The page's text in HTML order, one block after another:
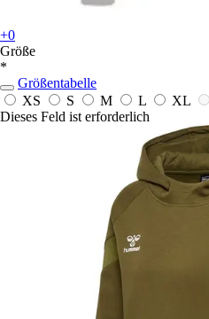
+0
Größe
*
Größentabelle
XS
S M L XL
Dieses Feld ist erforderlich